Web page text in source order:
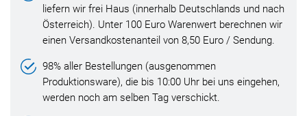
liefern wir frei Haus (innerhalb Deutschlands und nach
Österreich). Unter 100 Euro Warenwert berechnen wir
einen Versandkostenanteil von 8,50 Euro / Sendung.
98% aller Bestellungen (ausgenommen
Produktionsware), die bis 10:00 Uhr bei uns eingehen,
werden noch am selben Tag verschickt.